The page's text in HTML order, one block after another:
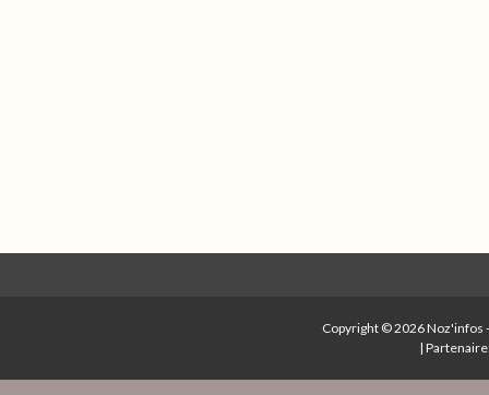
Copyright © 2026Noz'infos
|